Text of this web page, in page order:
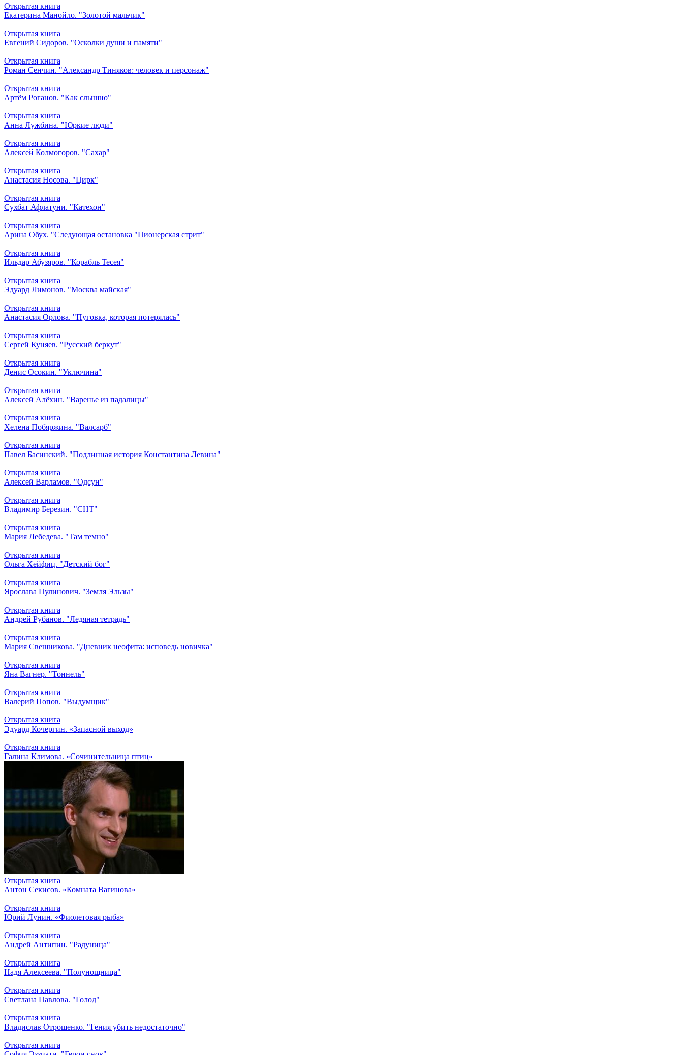
Открытая книга
Екатерина Манойло. "Золотой мальчик"
Открытая книга
Евгений Сидоров. "Осколки души и памяти"
Открытая книга
Роман Сенчин. "Александр Тиняков: человек и персонаж"
Открытая книга
Артём Роганов. "Как слышно"
Открытая книга
Анна Лужбина. "Юркие люди"
Открытая книга
Алексей Колмогоров. "Сахар"
Открытая книга
Анастасия Носова. "Цирк"
Открытая книга
Сухбат Афлатуни. "Катехон"
Открытая книга
Арина Обух. "Следующая остановка "Пионерская стрит"
Открытая книга
Ильдар Абузяров. "Корабль Тесея"
Открытая книга
Эдуард Лимонов. "Москва майская"
Открытая книга
Анастасия Орлова. "Пуговка, которая потерялась"
Открытая книга
Сергей Куняев. "Русский беркут"
Открытая книга
Денис Осокин. "Уключина"
Открытая книга
Алексей Алёхин. "Варенье из падалицы"
Открытая книга
Хелена Побяржина. "Валсарб"
Открытая книга
Павел Басинский. "Подлинная история Константина Левина"
Открытая книга
Алексей Варламов. "Одсун"
Открытая книга
Владимир Березин. "СНТ"
Открытая книга
Мария Лебедева. "Там темно"
Открытая книга
Ольга Хейфиц. "Детский бог"
Открытая книга
Ярослава Пулинович. "Земля Эльзы"
Открытая книга
Андрей Рубанов. "Ледяная тетрадь"
Открытая книга
Мария Свешникова. "Дневник неофита: исповедь новичка"
Открытая книга
Яна Вагнер. "Тоннель"
Открытая книга
Валерий Попов. "Выдумщик"
Открытая книга
Эдуард Кочергин. «Запасной выход»
Открытая книга
Галина Климова. «Сочинительница птиц»
Открытая книга
Антон Секисов. «Комната Вагинова»
Открытая книга
Юрий Лунин. «Фиолетовая рыба»
Открытая книга
Андрей Антипин. "Радуница"
Открытая книга
Надя Алексеева. "Полунощница"
Открытая книга
Светлана Павлова. "Голод"
Открытая книга
Владислав Отрошенко. "Гения убить недостаточно"
Открытая книга